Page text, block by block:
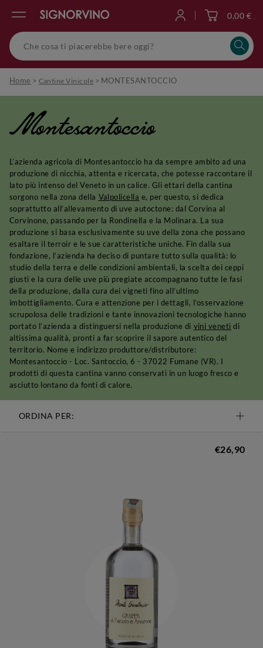
0,00 €
Home > Cantine Vinicole > MONTESANTOCCIO
Montesantoccio
L’azienda agricola di Montesantoccio ha da sempre ambito ad una
produzione di nicchia, attenta e ricercata, che potesse raccontare il
lato più intenso del Veneto in un calice. Gli ettari della cantina
sorgono nella zona della Valpolicella e, per questo, si dedica
soprattutto all’allevamento di uve autoctone: dal Corvina al
Corvinone, passando per la Rondinella e la Molinara. La sua
produzione si basa esclusivamente su uve della zona che possano
esaltare il terroir e le sue caratteristiche uniche. Fin dalla sua
fondazione, l’azienda ha deciso di puntare tutto sulla qualità: lo
studio della terra e delle condizioni ambientali, la scelta dei ceppi
giusti e la cura delle uve più pregiate accompagnano tutte le fasi
della produzione, dalla cura dei vigneti fino all’ultimo
imbottigliamento. Cura e attenzione per i dettagli, l’osservazione
scrupolosa delle tradizioni e tante innovazioni tecnologiche hanno
portato l’azienda a distinguersi nella produzione di vini veneti di
altissima qualità, pronti a far scoprire il sapore autentico del
territorio. Nome e indirizzo produttore/distributore:
Montesantoccio - Loc. Santoccio, 6 - 37022 Fumane (VR). I
prodotti di questa cantina vanno conservati in un luogo fresco e
asciutto lontano da fonti di calore.
ORDINA PER:
€26,90